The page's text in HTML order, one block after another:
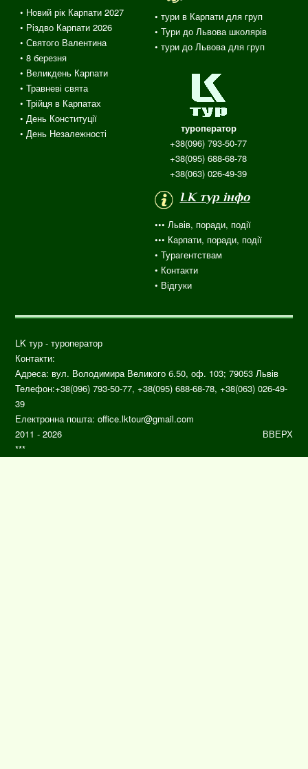
• Новий рік Карпати 2027
• Різдво Карпати 2026
• Святого Валентина
• 8 березня
• Великдень Карпати
• Травневі свята
•Трійця в Карпатах
• День Конституції
• День Незалежності
• тури в Карпати для груп
• Тури до Львова школярів
• тури до Львова для груп
туроператор
+38(096) 793-50-77
+38(095) 688-68-78
+38(063) 026-49-39
LK тур інфо
••• Львів, поради, події
••• Карпати, поради, події
•Турагентствам
• Контакти
• Відгуки
LK тур - туроператор
Контакти:
Адреса: вул. Володимира Великого б.50, оф. 103; 79053 Львів
Телефон:+38(096) 793-50-77, +38(095) 688-68-78, +38(063) 026-49-
39
Електронна пошта:office.lktour@gmail.com
ВВЕРХ
2011 - 2026
***